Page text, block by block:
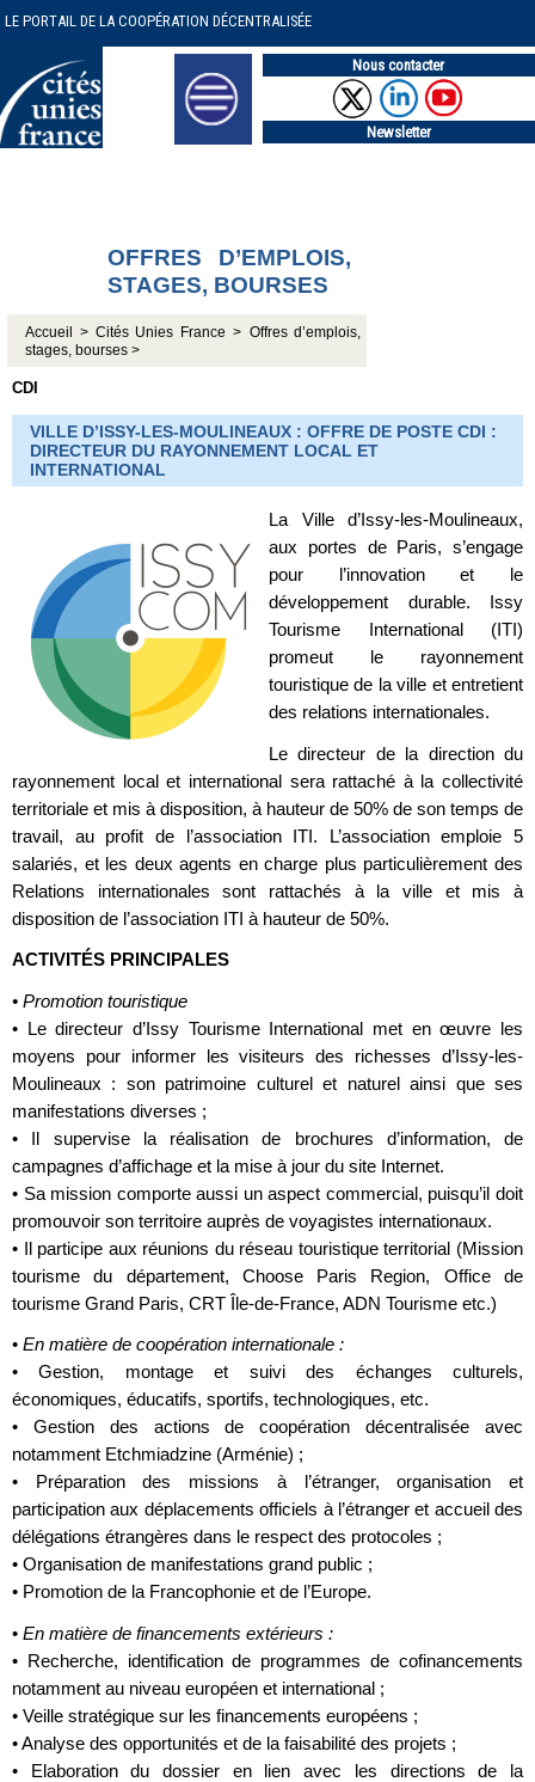
LE PORTAIL DE LA COOPÉRATION DÉCENTRALISÉE
Nous contacter
Newsletter
OFFRES D’EMPLOIS,
STAGES, BOURSES
Accueil > Cités Unies France > Offres d’emplois,
stages, bourses >
CDI
VILLE D’ISSY-LES-MOULINEAUX : OFFRE DE POSTE CDI :
DIRECTEUR DU RAYONNEMENT LOCAL ET
INTERNATIONAL
La Ville d’Issy-les-Moulineaux,
aux portes de Paris, s’engage
pour l’innovation et le
développement durable. Issy
Tourisme International (ITI)
promeut le rayonnement
touristique de la ville et entretient
des relations internationales.
Le directeur de la direction du
rayonnement local et international sera rattaché à la collectivité
territoriale et mis à disposition, à hauteur de 50% de son temps de
travail, au profit de l’association ITI. L’association emploie 5
salariés, et les deux agents en charge plus particulièrement des
Relations internationales sont rattachés à la ville et mis à
disposition de l’association ITI à hauteur de 50%.
ACTIVITÉS PRINCIPALES
• Promotion touristique
• Le directeur d’Issy Tourisme International met en œuvre les
moyens pour informer les visiteurs des richesses d’Issy-les-
Moulineaux : son patrimoine culturel et naturel ainsi que ses
manifestations diverses ;
• Il supervise la réalisation de brochures d’information, de
campagnes d’affichage et la mise à jour du site Internet.
• Sa mission comporte aussi un aspect commercial, puisqu’il doit
promouvoir son territoire auprès de voyagistes internationaux.
• Il participe aux réunions du réseau touristique territorial (Mission
tourisme du département, Choose Paris Region, Office de
tourisme Grand Paris, CRT Île-de-France, ADN Tourisme etc.)
• En matière de coopération internationale :
• Gestion, montage et suivi des échanges culturels,
économiques, éducatifs, sportifs, technologiques, etc.
• Gestion des actions de coopération décentralisée avec
notamment Etchmiadzine (Arménie) ;
• Préparation des missions à l’étranger, organisation et
participation aux déplacements officiels à l’étranger et accueil des
délégations étrangères dans le respect des protocoles ;
• Organisation de manifestations grand public ;
• Promotion de la Francophonie et de l’Europe.
• En matière de financements extérieurs :
• Recherche, identification de programmes de cofinancements
notamment au niveau européen et international ;
• Veille stratégique sur les financements européens ;
• Analyse des opportunités et de la faisabilité des projets ;
• Elaboration du dossier en lien avec les directions de la